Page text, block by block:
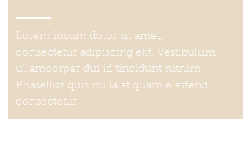
Lorem ipsum dolor sit amet,
consectetur adipiscing elit. Vestibulum
ullamcorper dui id tincidunt rutrum.
Phasellus quis nulla at quam eleifend
consectetur.